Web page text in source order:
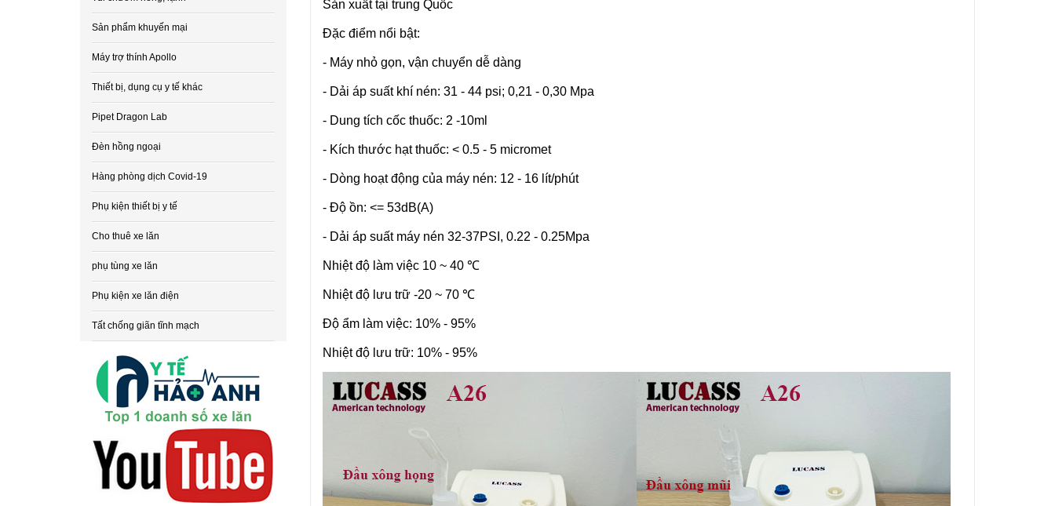
Sản phẩm khuyến mại
Máy trợ thính Apollo
Thiết bị, dụng cụ y tế khác
Pipet Dragon Lab
Đèn hồng ngoại
Hàng phòng dịch Covid-19
Phụ kiện thiết bị y tế
Cho thuê xe lăn
phụ tùng xe lăn
Phụ kiện xe lăn điện
Tất chống giãn tĩnh mạch
Sản xuất tại trung Quốc
Đặc điểm nổi bật:
- Máy nhỏ gọn, vận chuyển dễ dàng
- Dải áp suất khí nén: 31 - 44 psi; 0,21 - 0,30 Mpa
- Dung tích cốc thuốc: 2 -10ml
- Kích thước hạt thuốc: < 0.5 - 5 micromet
- Dòng hoạt động của máy nén: 12 - 16 lít/phút
- Độ ồn: <= 53dB(A)
- Dải áp suất máy nén 32-37PSI, 0.22 - 0.25Mpa
Nhiệt độ làm việc 10 ~ 40 ℃
Nhiệt độ lưu trữ -20 ~ 70 ℃
Độ ẩm làm việc: 10% - 95%
Nhiệt độ lưu trữ: 10% - 95%